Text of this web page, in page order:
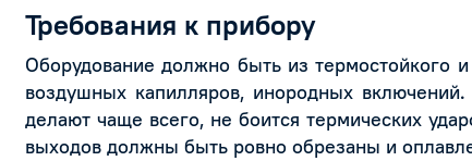
Требования к прибору
Оборудование должно быть из термостойкого
воздушных капилляров, инородных
делают чаще всего, не боится термических
выходов должны быть ровно обрезаны и